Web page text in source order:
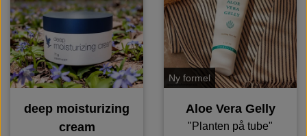
deep moisturizing
cream
Ny formel
Aloe Vera Gelly
"Planten på tube"